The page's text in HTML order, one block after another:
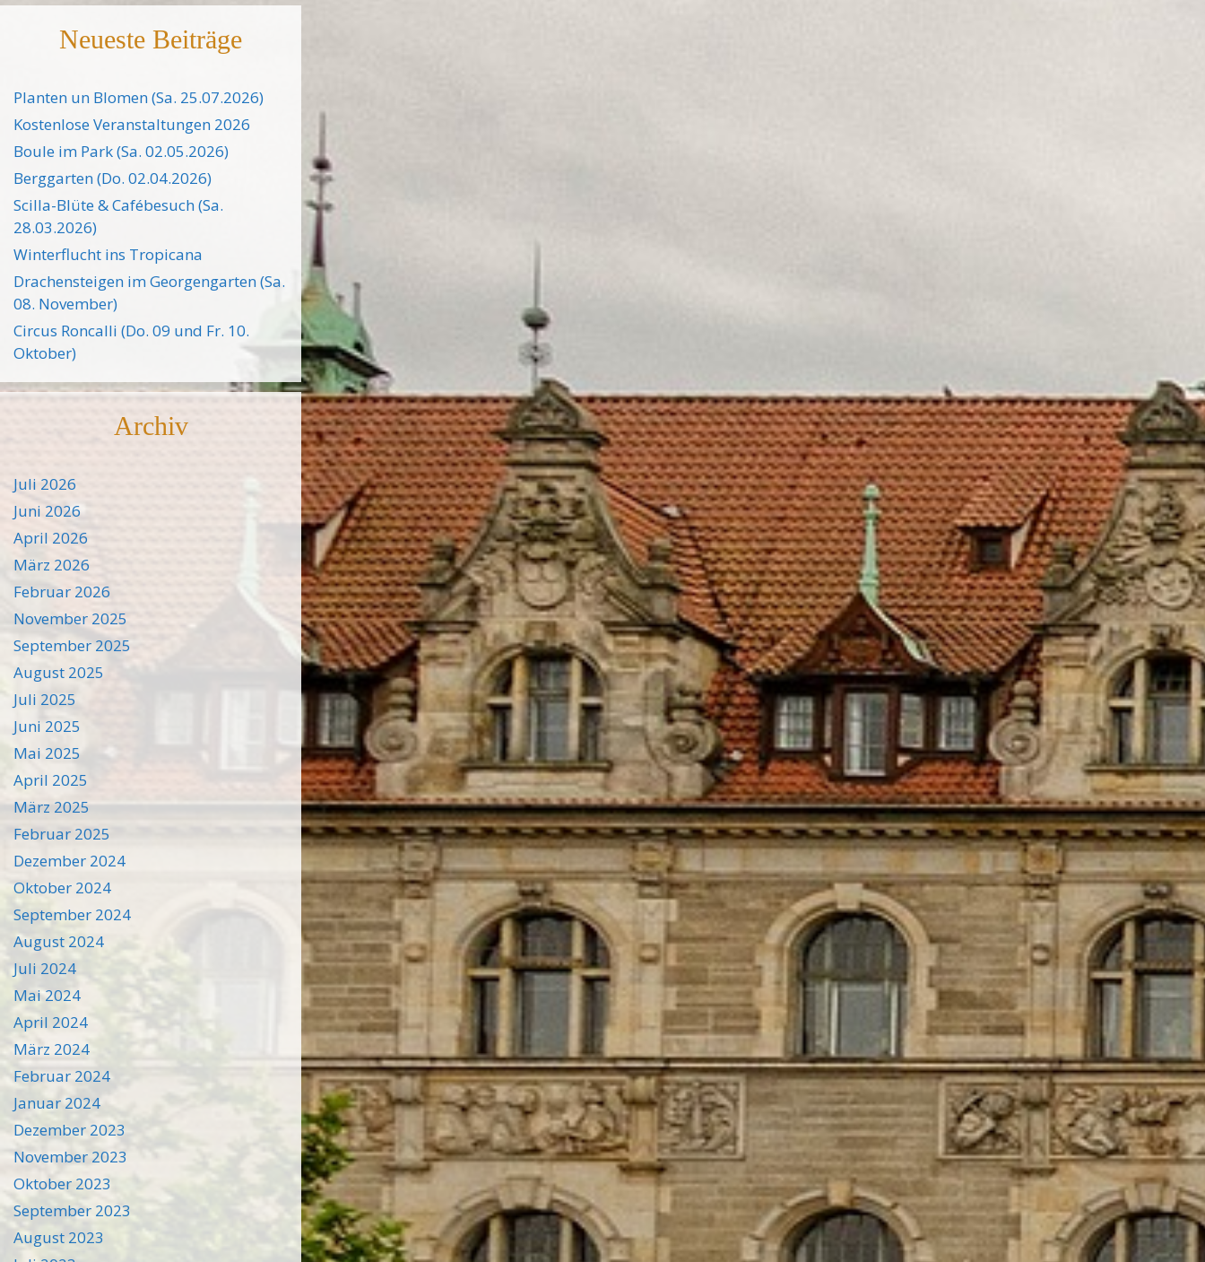
Neueste Beiträge
Planten un Blomen (Sa. 25.07.2026)
Kostenlose Veranstaltungen 2026
Boule im Park (Sa. 02.05.2026)
Berggarten (Do. 02.04.2026)
Scilla-Blüte & Cafébesuch (Sa.
28.03.2026)
Winterflucht ins Tropicana
Drachensteigen im Georgengarten (Sa.
08. November)
Circus Roncalli (Do. 09 und Fr. 10.
Oktober)
Archiv
Juli 2026
Juni 2026
April 2026
März 2026
Februar 2026
November 2025
September 2025
August 2025
Juli 2025
Juni 2025
Mai 2025
April 2025
März 2025
Februar 2025
Dezember 2024
Oktober 2024
September 2024
August 2024
Juli 2024
Mai 2024
April 2024
März 2024
Februar 2024
Januar 2024
Dezember 2023
November 2023
Oktober 2023
September 2023
August 2023